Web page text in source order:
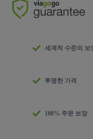
세계적 수준의 보
투명한 가격
100% 주문 보장